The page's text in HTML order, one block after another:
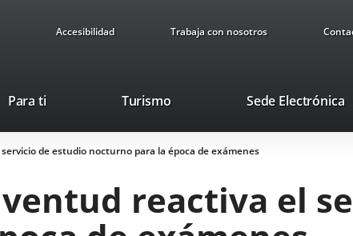
Accesibilidad Trabaja con nosotros
Para ti TurismoThis
will
open
pop-
up
Sede Electrónica
de estudio nocturno para la época de exámenes
reactiva el